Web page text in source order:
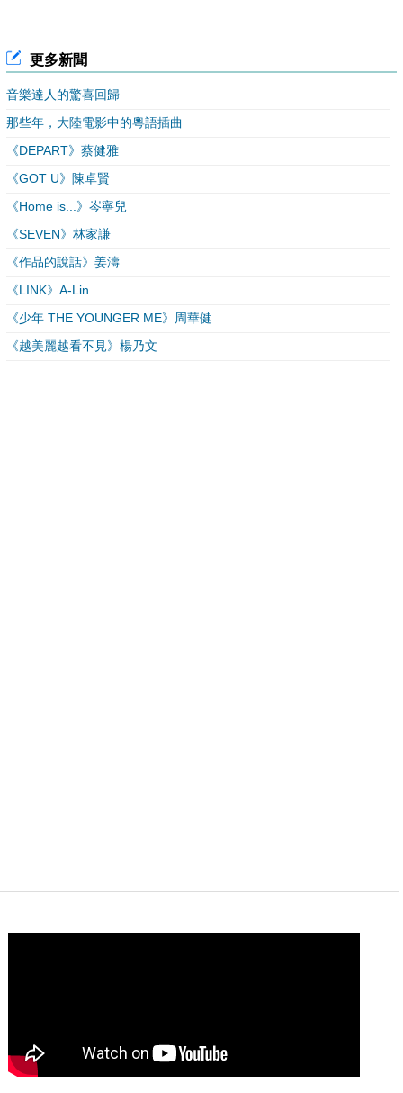
更多新聞
音樂達人的驚喜回歸
那些年，大陸電影中的粵語插曲
《DEPART》蔡健雅
《GOT U》陳卓賢
《Home is...》岑寧兒
《SEVEN》林家謙
《作品的說話》姜濤
《LINK》A-Lin
《少年 THE YOUNGER ME》周華健
《越美麗越看不見》楊乃文